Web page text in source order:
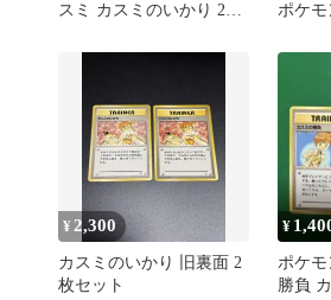
スミ カスミのいかり 2枚
ポケモ
¥2,300
カスミのいかり 旧裏面 2
枚セット
¥
ポケ
勝負